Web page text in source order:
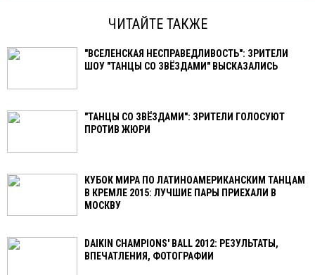
ЧИТАЙТЕ ТАКЖЕ
"ВСЕЛЕНСКАЯ НЕСПРАВЕДЛИВОСТЬ": ЗРИТЕЛИ
ШОУ "ТАНЦЫ СО ЗВЁЗДАМИ" ВЫСКАЗАЛИСЬ
"ТАНЦЫ СО ЗВЁЗДАМИ": ЗРИТЕЛИ ГОЛОСУЮТ
ПРОТИВ ЖЮРИ
КУБОК МИРА ПО ЛАТИНОАМЕРИКАНСКИМ ТАНЦАМ
В КРЕМЛЕ 2015: ЛУЧШИЕ ПАРЫ ПРИЕХАЛИ В
МОСКВУ
DAIKIN CHAMPIONS' BALL 2012: РЕЗУЛЬТАТЫ,
ВПЕЧАТЛЕНИЯ, ФОТОГРАФИИ